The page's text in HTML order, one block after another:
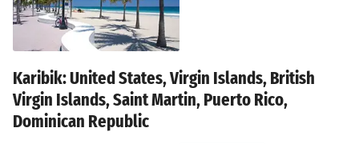
Karibik: United States, Virgin Islands, British
Virgin Islands, Saint Martin, Puerto Rico,
Dominican Republic